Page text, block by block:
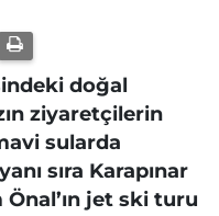
doğal
ziyaretçilerin
sularda
sıra Karapınar
jet ski turu